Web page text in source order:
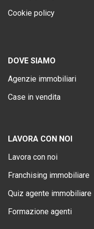
Cookie policy
DOVE SIAMO
Agenzie immobiliari
Case in vendita
LAVORA CON NOI
Lavora con noi
Franchising immobiliare
Quiz agente immobiliare
Formazione agenti